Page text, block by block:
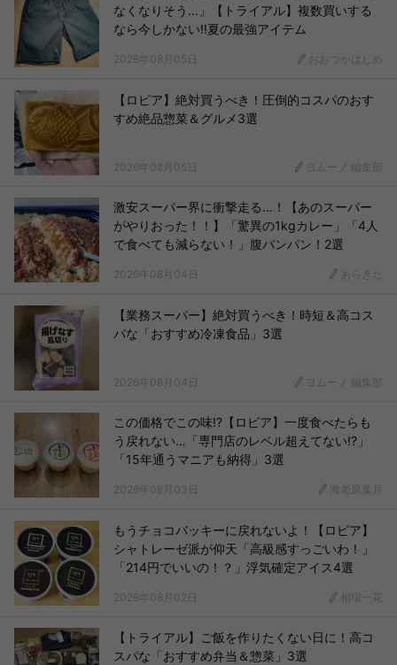
なくなりそう…」【トライアル】複数買いする
なら今しかない!!夏の最強アイテム
2026年08月05日 おおつかはじめ
【ロピア】絶対買うべき！圧倒的コスパのおす
すめ絶品惣菜＆グルメ3選
2026年08月05日 ヨムーノ 編集部
激安スーパー界に衝撃走る…！【あのスーパー
がやりおった！！】「驚異の1kgカレー」「4人
で食べても減らない！」腹パンパン！2選
2026年08月04日 あらきた
【業務スーパー】絶対買うべき！時短＆高コス
パな「おすすめ冷凍食品」3選
2026年08月04日 ヨムーノ 編集部
この価格でこの味!?【ロピア】一度食べたらも
う戻れない…「専門店のレベル超えてない!?」
「15年通うマニアも納得」3選
2026年08月03日 海老原葉月
もうチョコバッキーに戻れないよ！【ロピア】
シャトレーゼ派が仰天「高級感すっごいわ！」
「214円でいいの！？」浮気確定アイス4選
2026年08月02日 相場一花
【トライアル】ご飯を作りたくない日に！高コ
スパな「おすすめ弁当＆惣菜」3選